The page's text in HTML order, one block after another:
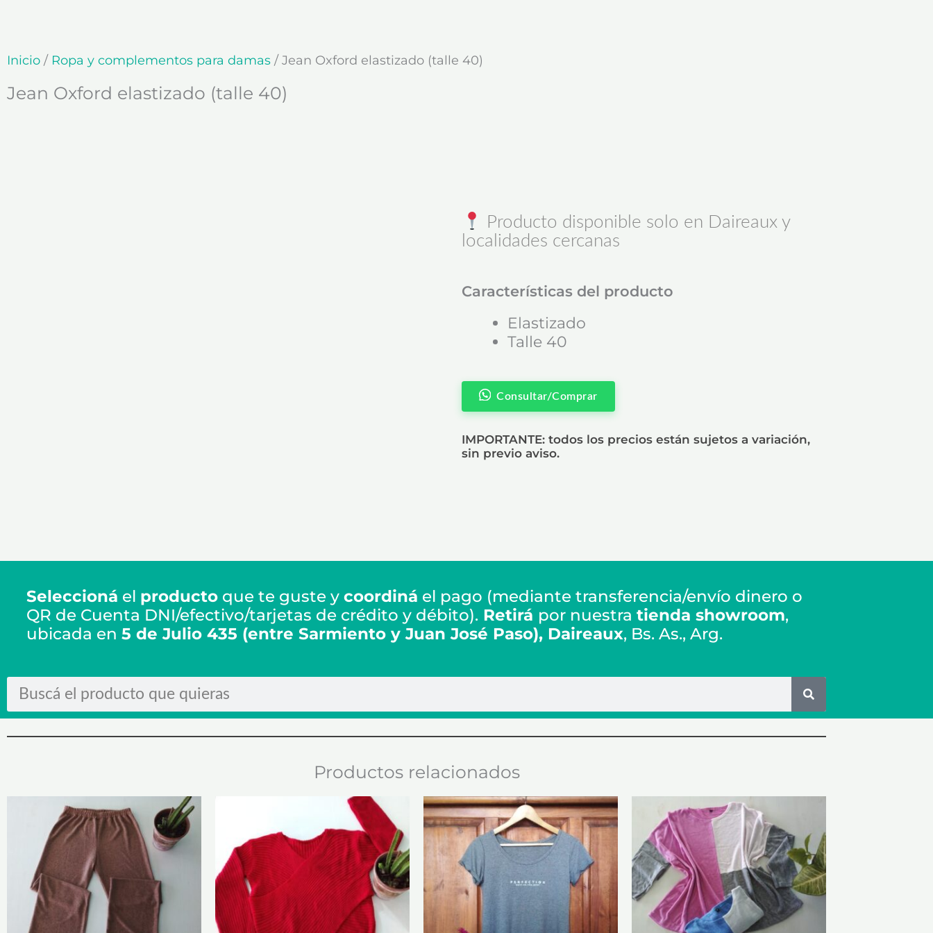
Inicio / Ropa y complementos para damas / Jean Oxford elastizado (talle 40)
Jean Oxford elastizado (talle 40)
Producto disponible solo en Daireaux y
localidades cercanas
Características del producto
Elastizado
Talle 40
Consultar/Comprar
IMPORTANTE: todos los precios están sujetos a variación,
sin previo aviso.
Seleccioná el producto que te guste y coordiná el pago (mediante transferencia/envío dinero o
QR de Cuenta DNI/efectivo/tarjetas de crédito y débito). Retirá por nuestra tienda showroom,
ubicada en 5 de Julio 435 (entre Sarmiento y Juan José Paso), Daireaux, Bs. As., Arg.
Search
Productos relacionados